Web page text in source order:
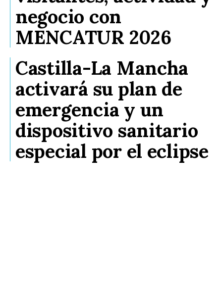
negocio con
MENCATUR 2026
Castilla-La Mancha
activará su plan de
emergencia y un
dispositivo sanitario
especial por el eclipse